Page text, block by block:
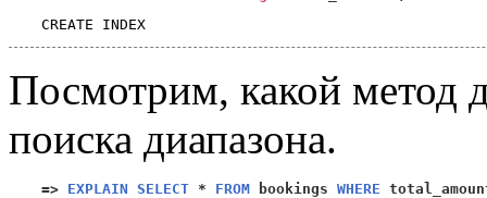
Посмотрим, какой метод
поиска диапазона.
=> EXPLAIN SELECT * FROM bookings WHERE